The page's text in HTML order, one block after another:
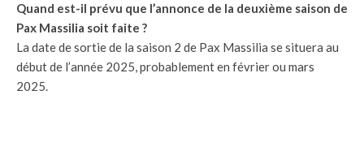
Quand est-il prévu que l’annonce de la deuxième saison de
Pax Massilia soit faite ?
La date de sortie de la saison 2 de Pax Massilia se situera au
début de l’année 2025, probablement en février ou mars
2025.